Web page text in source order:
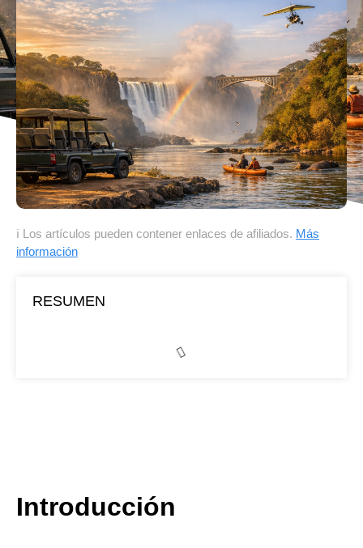
ℹ Los artículos pueden contener enlaces de afiliados. Más
información
RESUMEN
Introducción